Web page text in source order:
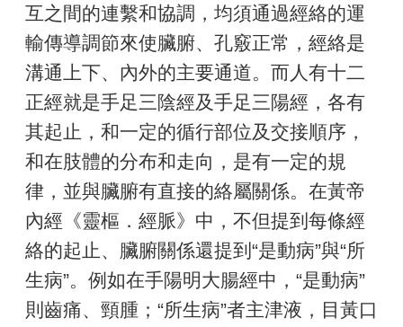
互之間的連繫和協調，均須通過經絡的運
輸傳導調節來使臟腑、孔竅正常，經絡是
溝通上下、內外的主要通道。而人有十二
正經就是手足三陰經及手足三陽經，各有
其起止，和一定的循行部位及交接順序，
和在肢體的分布和走向，是有一定的規
律，並與臟腑有直接的絡屬關係。在黃帝
內經《靈樞．經脈》中，不但提到每條經
絡的起止、臟腑關係還提到“是動病”與“所
生病”。例如在手陽明大腸經中，“是動病”
則齒痛、頸腫；“所生病”者主津液，目黃口